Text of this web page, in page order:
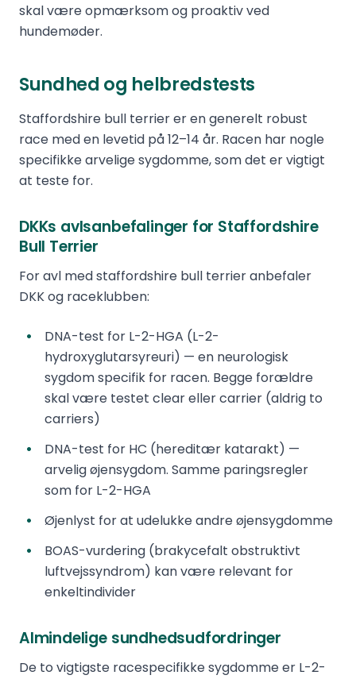
skal være opmærksom og proaktiv ved
hundemøder.
Sundhed og helbredstests
Staffordshire bull terrier er en generelt robust
race med en levetid på 12–14 år. Racen har nogle
specifikke arvelige sygdomme, som det er vigtigt
at teste for.
DKKs avlsanbefalinger for Staffordshire
Bull Terrier
For avl med staffordshire bull terrier anbefaler
DKK og raceklubben:
DNA-test for L-2-HGA (L-2-
hydroxyglutarsyreuri) — en neurologisk
sygdom specifik for racen. Begge forældre
skal være testet clear eller carrier (aldrig to
carriers)
DNA-test for HC (hereditær katarakt) —
arvelig øjensygdom. Samme paringsregler
som for L-2-HGA
Øjenlyst for at udelukke andre øjensygdomme
BOAS-vurdering (brakycefalt obstruktivt
luftvejssyndrom) kan være relevant for
enkeltindivider
Almindelige sundhedsudfordringer
De to vigtigste racespecifikke sygdomme er L-2-